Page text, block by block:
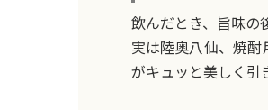
飲んだとき、旨味の
実は陸奥八仙、焼
がキュッと美しく引